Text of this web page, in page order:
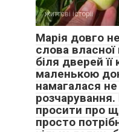
життєві історії
Марія довго
слова
біля дверей її
маленькою
намагалася
просити про
просто